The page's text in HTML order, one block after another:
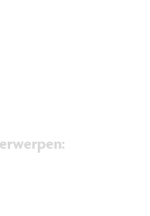
: